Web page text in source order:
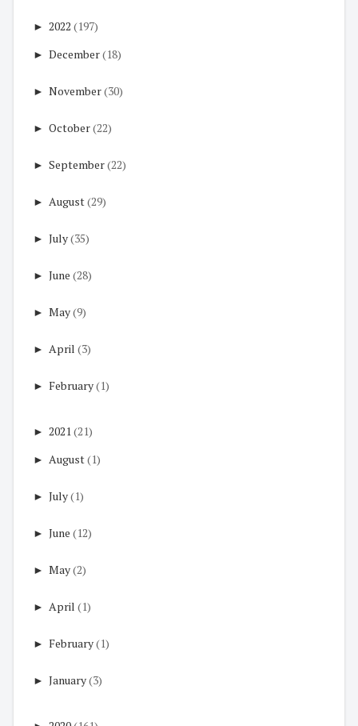
► 2022 (197)
► December(18)
► November(30)
► October(22)
► September(22)
► August(29)
► July(35)
► June (28)
► May(9)
► April (3)
► February(1)
► 2021 (21)
► August(1)
► July(1)
► June (12)
► May(2)
► April (1)
► February(1)
► January(3)